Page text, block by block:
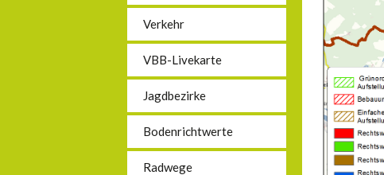
Verkehr
VBB-Livekarte
Jagdbezirke
Bodenrichtwerte
Radwege